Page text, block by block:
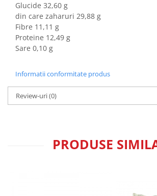
Covrigi cu ulei de masline
Covrigi de Buzau
Grisine
Crochete
Faina
Arpacas si pesmet
Malai
Panificatie congelata
Patiserie congelata
Glucide 32,60 g
din care zaharuri 29,88 g
Fibre 11,11 g
Proteine 12,49 g
Sare 0,10 g
Informatii conformitate produs
Review-uri(0)
PRODUSE